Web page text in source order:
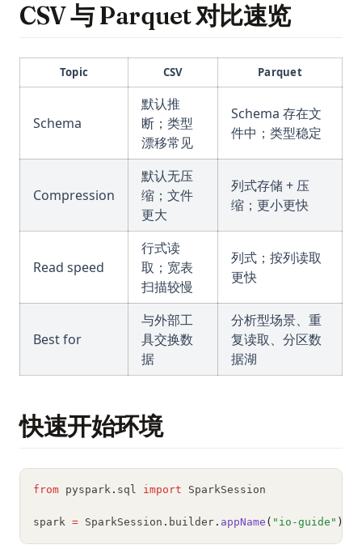
CSV 与 Parquet 对比速览
Topic CSV Parquet
Schema
默认推
断；类型
漂移常见
Schema 存在文
件中；类型稳定
Compression
默认无压
缩；文件
更大
列式存储 + 压
缩；更小更快
Read speed
行式读
取；宽表
扫描较慢
列式；按列读取
更快
Best for
与外部工
具交换数
据
分析型场景、重
复读取、分区数
据湖
快速开始环境
from pyspark . sql import SparkSession
spark = SparkSession . builder . appName ( "io-guide" ).